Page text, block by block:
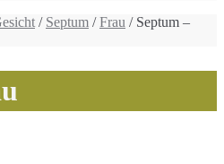
/ Septum /Frau / Septum –